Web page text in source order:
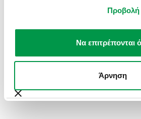
Προβολή
Να επιτρέπονται
Άρνηση